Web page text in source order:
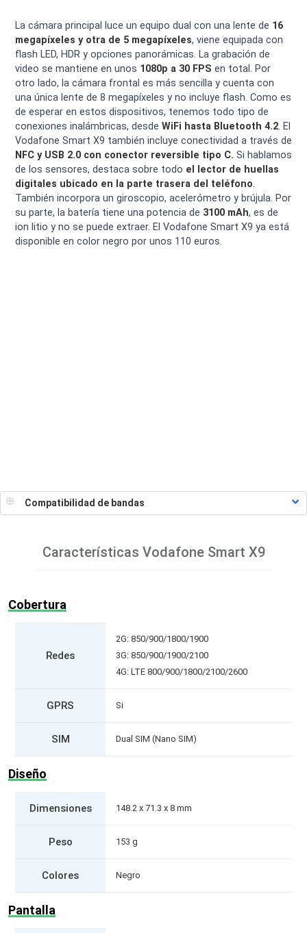
La cámara principal luce un equipo dual con una lente de 16
megapíxeles y otra de 5 megapíxeles, viene equipada con
flash LED, HDR y opciones panorámicas. La grabación de
video se mantiene en unos 1080p a 30 FPS en total. Por
otro lado, la cámara frontal es más sencilla y cuenta con
una única lente de 8 megapíxeles y no incluye flash. Como es
de esperar en estos dispositivos, tenemos todo tipo de
conexiones inalámbricas, desde WiFi hasta Bluetooth 4.2. El
Vodafone Smart X9 también incluye conectividad a través de
NFC y USB 2.0 con conector reversible tipo C. Si hablamos
de los sensores, destaca sobre todo el lector de huellas
digitales ubicado en la parte trasera del teléfono.
También incorpora un giroscopio, acelerómetro y brújula. Por
su parte, la batería tiene una potencia de 3100 mAh, es de
ion litio y no se puede extraer. El Vodafone Smart X9 ya está
disponible en color negro por unos 110 euros.
Características Vodafone Smart X9
Cobertura
Redes
2G: 850/900/1800/1900
3G: 850/900/1900/2100
4G: LTE 800/900/1800/2100/2600
GPRS Si
SIM Dual SIM (Nano SIM)
Diseño
Dimensiones 148.2 x 71.3 x 8 mm
Peso 153 g
Colores Negro
Pantalla